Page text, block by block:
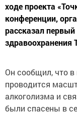
ходе проекта
конференции,
рассказал
здравоохранения
Он сообщил, что в
проводится
алкоголизма и
были спасены в